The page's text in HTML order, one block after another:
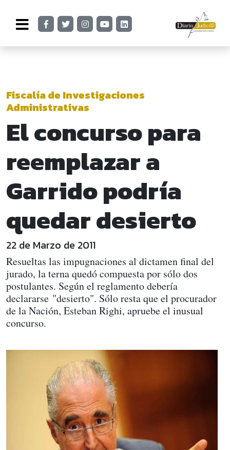
Fiscalía de Investigaciones
Administrativas
El concurso para
reemplazar a
Garrido podría
quedar desierto
22 de Marzo de 2011
Resueltas las impugnaciones al dictamen final del
jurado, la terna quedó compuesta por sólo dos
postulantes. Según el reglamento debería
declararse "desierto". Sólo resta que el procurador
de la Nación, Esteban Righi, apruebe el inusual
concurso.